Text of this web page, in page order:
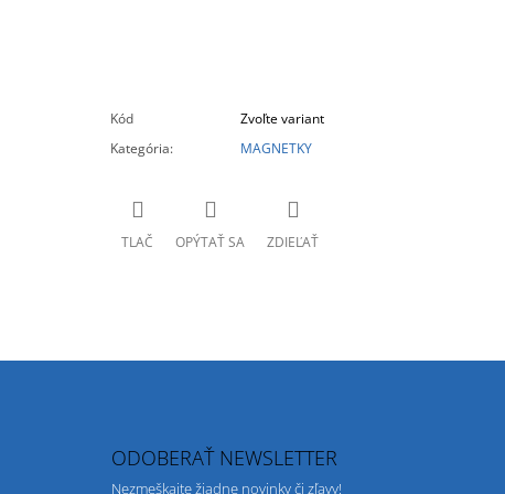
Kód
Zvoľte variant
Kategória: MAGNETKY
TLAČ OPÝTAŤ SA ZDIEĽAŤ
ODOBERAŤ NEWSLETTER
Nezmeškajte žiadne novinky či zľavy!